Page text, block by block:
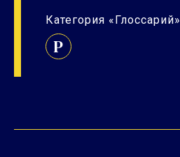
Категория «Глоссарий»
P